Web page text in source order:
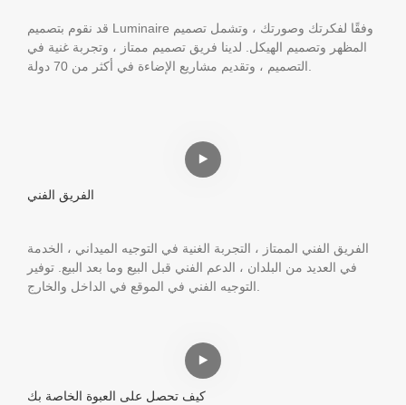
قد نقوم بتصميم Luminaire وفقًا لفكرتك وصورتك ، وتشمل تصميم
المظهر وتصميم الهيكل. لدينا فريق تصميم ممتاز ، وتجربة غنية في
التصميم ، وتقديم مشاريع الإضاءة في أكثر من 70 دولة.
الفريق الفني
الفريق الفني الممتاز ، التجربة الغنية في التوجيه الميداني ، الخدمة
في العديد من البلدان ، الدعم الفني قبل البيع وما بعد البيع. توفير
التوجيه الفني في الموقع في الداخل والخارج.
كيف تحصل على العبوة الخاصة بك